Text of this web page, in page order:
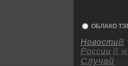
ОБЛАКО
НовостиВ
России В
Случай